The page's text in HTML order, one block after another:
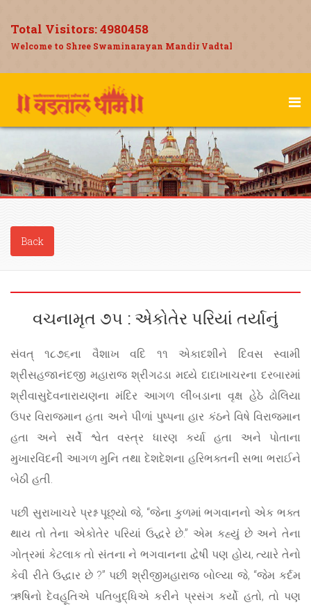
Total Visitors:4980458
Welcome to Shree Swaminarayan Mandir Vadtal
Back
વચનામૃત ૭૫ : એકોતેર પરિયાં તર્યાનું
સંવત્ ૧૮૭૬ના વૈશાખ વદિ ૧૧ એકાદશીને દિવસ સ્વામી
શ્રીસહજાનંદજી મહારાજ શ્રીગઢડા મધ્યે દાદાખાચરના દરબારમાં
શ્રીવાસુદેવનારાયણના મંદિર આગળ લીંબડાના વૃક્ષ હેઠે ઢોલિયા
ઉપર વિરાજમાન હતા અને પીળાં પુષ્પના હાર કંઠને વિષે વિરાજમાન
હતા અને સર્વે શ્વેત વસ્ત્ર ધારણ કર્યા હતા અને પોતાના
મુખારવિંદની આગળ મુનિ તથા દેશદેશના હરિભક્તની સભા ભરાઈને
બેઠી હતી.
પછી સુરાખાચરે પ્રશ્ન પૂછ્યો જે, “જેના કુળમાં ભગવાનનો એક ભક્ત
થાય તો તેના એકોતેર પરિયાં ઉદ્ધરે છે.” એમ કહ્યું છે અને તેના
ગોત્રમાં કેટલાક તો સંતના ને ભગવાનના દ્વેષી પણ હોય, ત્યારે તેનો
કેવી રીતે ઉદ્ધાર છે ?” પછી શ્રીજીમહારાજ બોલ્યા જે, “જેમ કર્દમ
ઋષિનો દેવહૂતિએ પતિબુદ્ધિએ કરીને પ્રસંગ કર્યો હતો, તો પણ